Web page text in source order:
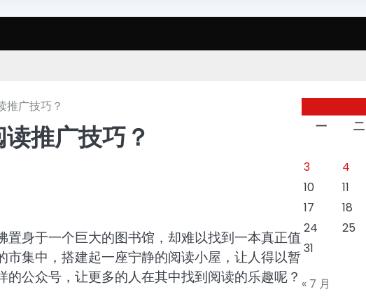
推广技巧？
推广技巧？
身于一个巨大的图书馆，却难以找到一本真正值
集中，搭建起一座宁静的阅读小屋，让人得以暂
公众号，让更多的人在其中找到阅读的乐趣呢？
一
二
3
4
10
11
17
18
24
25
31
« 7 月